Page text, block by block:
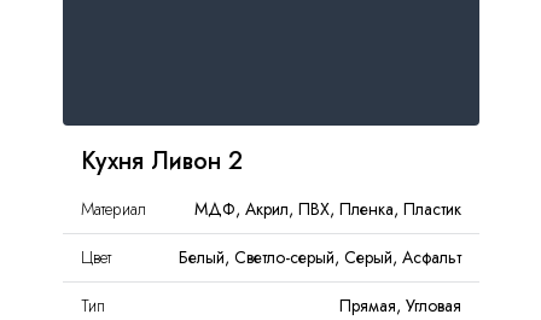
Кухня Ливон 2
Материал
МДФ, Акрил, ПВХ, Пленка, Пластик
Цвет
Белый, Светло-серый, Серый, Асфальт
Тип
Прямая, Угловая